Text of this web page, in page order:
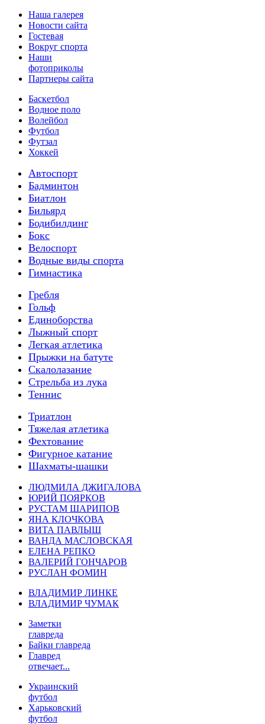
Наша галерея
Новости сайта
Гостевая
Вокруг спорта
Наши
фотоприколы
Партнеры сайта
Баскетбол
Водное поло
Волейбол
Футбол
Футзал
Хоккей
Автоспорт
Бадминтон
Биатлон
Бильярд
Бодибилдинг
Бокс
Велоспорт
Водные виды спорта
Гимнастика
Гребля
Гольф
Единоборства
Лыжный спорт
Легкая атлетика
Прыжки на батуте
Скалолазание
Стрельба из лука
Теннис
Триатлон
Тяжелая атлетика
Фехтование
Фигурное катание
Шахматы-шашки
ЛЮДМИЛА ДЖИГАЛОВА
ЮРИЙ ПОЯРКОВ
РУСТАМ ШАРИПОВ
ЯНА КЛОЧКОВА
ВИТА ПАВЛЫШ
ВАНДА МАСЛОВСКАЯ
ЕЛЕНА РЕПКО
ВАЛЕРИЙ ГОНЧАРОВ
РУСЛАН ФОМИН
ВЛАДИМИР ЛИНКЕ
ВЛАДИМИР ЧУМАК
Заметки
главреда
Байки главреда
Главред
отвечает...
Украинский
футбол
Харьковский
футбол